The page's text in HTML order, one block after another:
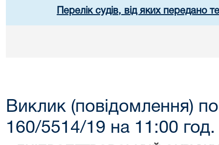
Перелік судів, від яких передано
Виклик (повідомлення)
160/5514/19 на 11:00